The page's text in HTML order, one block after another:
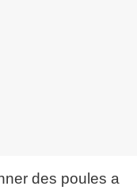
des poules a